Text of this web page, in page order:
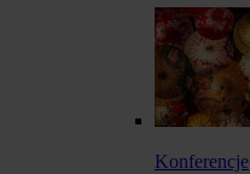
Konferencje